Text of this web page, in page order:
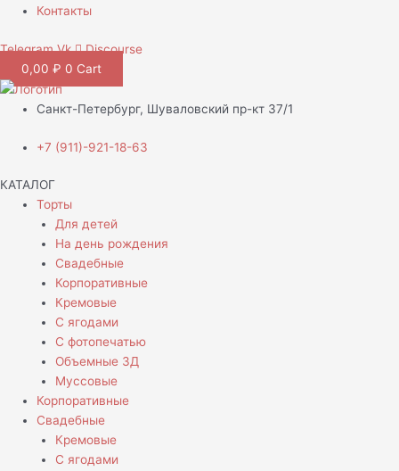
Контакты
Telegram Vk
Discourse
0,00 ₽ 0 Cart
Санкт-Петербург, Шуваловский пр-кт 37/1
+7 (911)-921-18-63
КАТАЛОГ
Торты
Для детей
На день рождения
Свадебные
Корпоративные
Кремовые
С ягодами
С фотопечатью
Объемные 3Д
Муссовые
Корпоративные
Свадебные
Кремовые
С ягодами